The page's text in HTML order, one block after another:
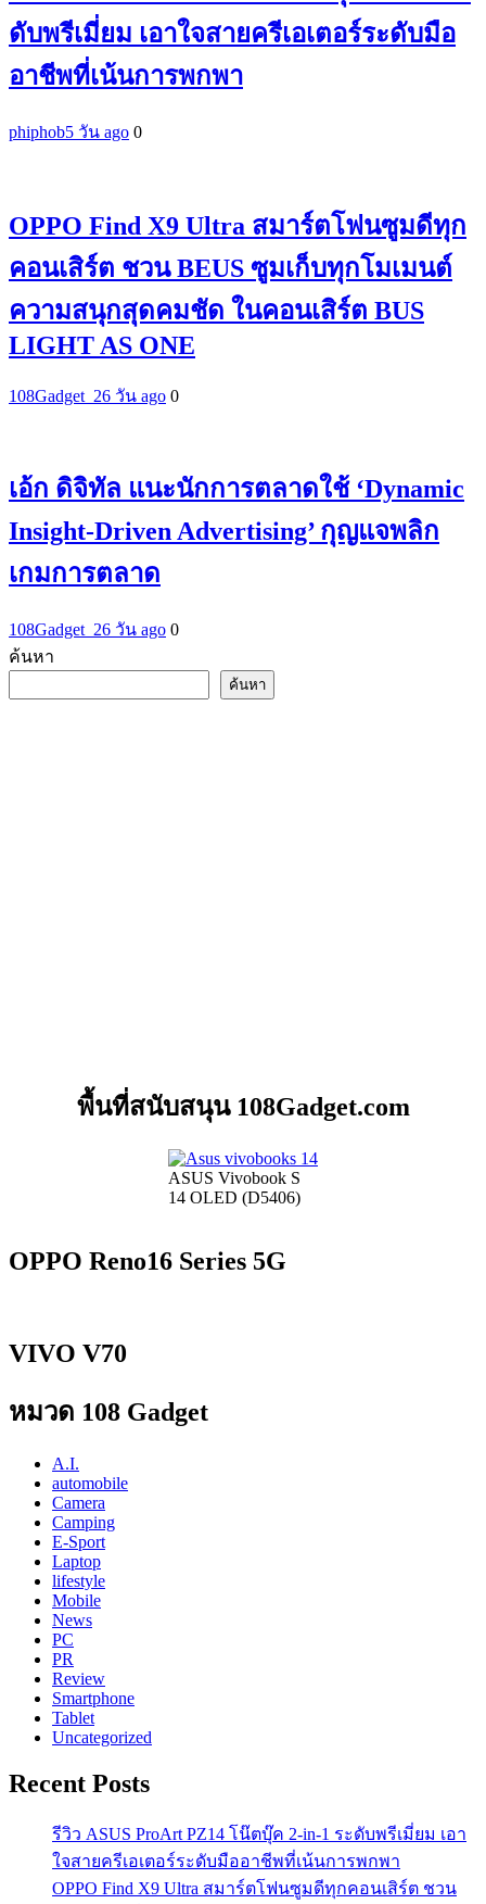
ดับพรีเมี่ยม เอาใจสายครีเอเตอร์ระดับมือ
อาชีพที่เน้นการพกพา
phiphob5 วัน ago 0
OPPO Find X9 Ultra สมาร์ตโฟนซูมดีทุก
คอนเสิร์ต ชวน BEUS ซูมเก็บทุกโมเมนต์
ความสนุกสุดคมชัด ในคอนเสิร์ต BUS
LIGHT AS ONE
108Gadget_26 วัน ago 0
เอ้ก ดิจิทัล แนะนักการตลาดใช้ ‘Dynamic
Insight-Driven Advertising’ กุญแจพลิก
เกมการตลาด
108Gadget_26 วัน ago 0
ค้นหา
ค้นหา
พื้นที่สนับสนุน 108Gadget.com
ASUS Vivobook S
14 OLED (D5406)
OPPO Reno16 Series 5G
VIVO V70
หมวด 108 Gadget
A.I.
automobile
Camera
Camping
E-Sport
Laptop
lifestyle
Mobile
News
PC
PR
Review
Smartphone
Tablet
Uncategorized
Recent Posts
รีวิว ASUS ProArt PZ14 โน๊ตบุ๊ค 2-in-1 ระดับพรีเมี่ยม เอา
ใจสายครีเอเตอร์ระดับมืออาชีพที่เน้นการพกพา
OPPO Find X9 Ultra สมาร์ตโฟนซูมดีทุกคอนเสิร์ต ชวน